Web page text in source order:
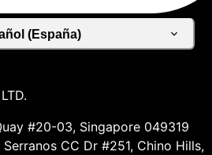
(España)
#20-03, Singapore 049319
CC Dr #251, Chino Hills,